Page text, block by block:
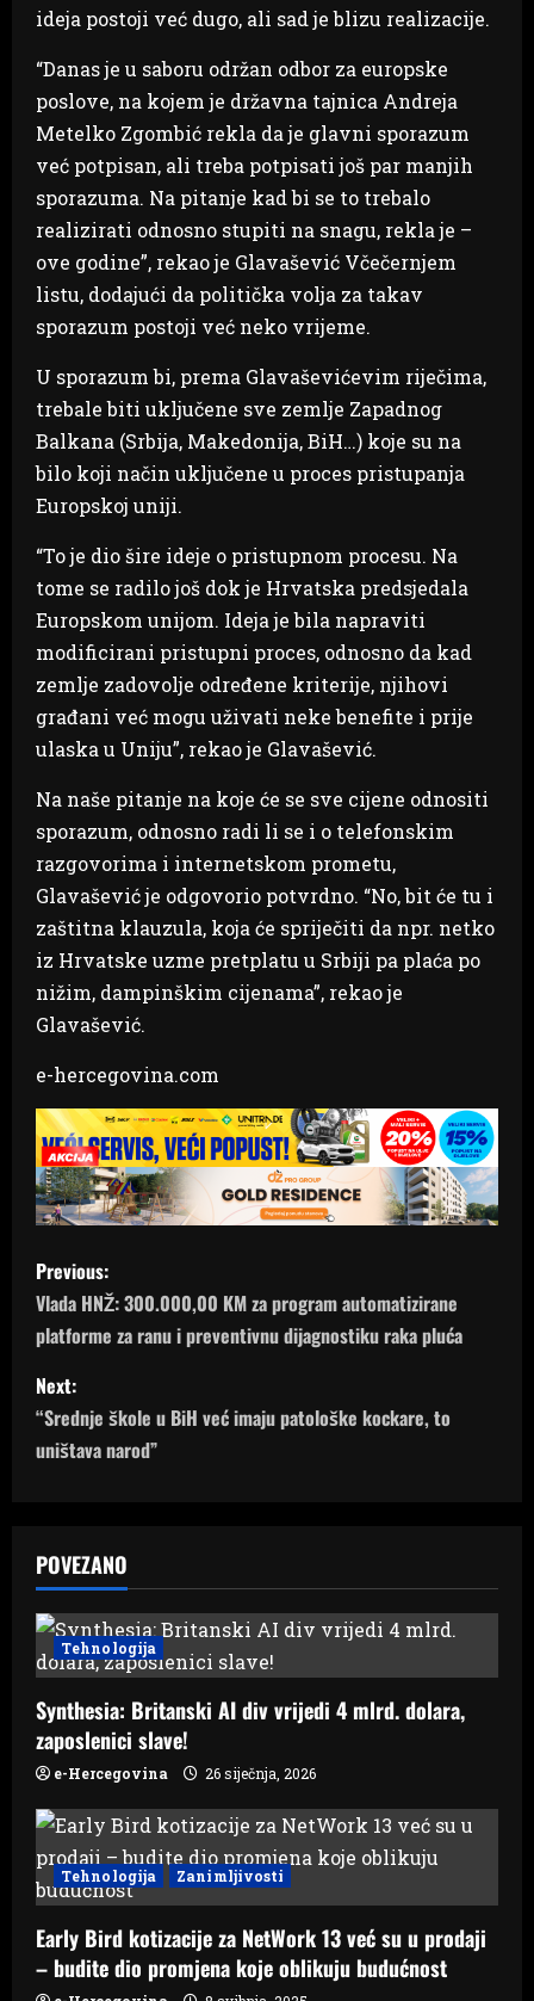
ideja postoji već dugo, ali sad je blizu realizacije.
“Danas je u saboru održan odbor za europske
poslove, na kojem je državna tajnica Andreja
Metelko Zgombić rekla da je glavni sporazum
već potpisan, ali treba potpisati još par manjih
sporazuma. Na pitanje kad bi se to trebalo
realizirati odnosno stupiti na snagu, rekla je –
ove godine”, rekao je Glavašević Včečernjem
listu, dodajući da politička volja za takav
sporazum postoji već neko vrijeme.
U sporazum bi, prema Glavaševićevim riječima,
trebale biti uključene sve zemlje Zapadnog
Balkana (Srbija, Makedonija, BiH…) koje su na
bilo koji način uključene u proces pristupanja
Europskoj uniji.
“To je dio šire ideje o pristupnom procesu. Na
tome se radilo još dok je Hrvatska predsjedala
Europskom unijom. Ideja je bila napraviti
modificirani pristupni proces, odnosno da kad
zemlje zadovolje određene kriterije, njihovi
građani već mogu uživati neke benefite i prije
ulaska u Uniju”, rekao je Glavašević.
Na naše pitanje na koje će se sve cijene odnositi
sporazum, odnosno radi li se i o telefonskim
razgovorima i internetskom prometu,
Glavašević je odgovorio potvrdno. “No, bit će tu i
zaštitna klauzula, koja će spriječiti da npr. netko
iz Hrvatske uzme pretplatu u Srbiji pa plaća po
nižim, dampinškim cijenama”, rekao je
Glavašević.
e-hercegovina.com
P
o
s
t
n
v
i
g
a
t
i
o
n
Previous:
Vlada HNŽ: 300.000,00 KM za program automatizirane
platforme za ranu i preventivnu dijagnostiku raka pluća
Next:
“Srednje škole u BiH već imaju patološke kockare, to
uništava narod”
POVEZANO
Tehnologija
Synthesia: Britanski AI div vrijedi 4 mlrd. dolara,
zaposlenici slave!
e-Hercegovina 26 siječnja, 2026
Tehnologija Zanimljivosti
Early Bird kotizacije za NetWork 13 već su u prodaji
– budite dio promjena koje oblikuju budućnost